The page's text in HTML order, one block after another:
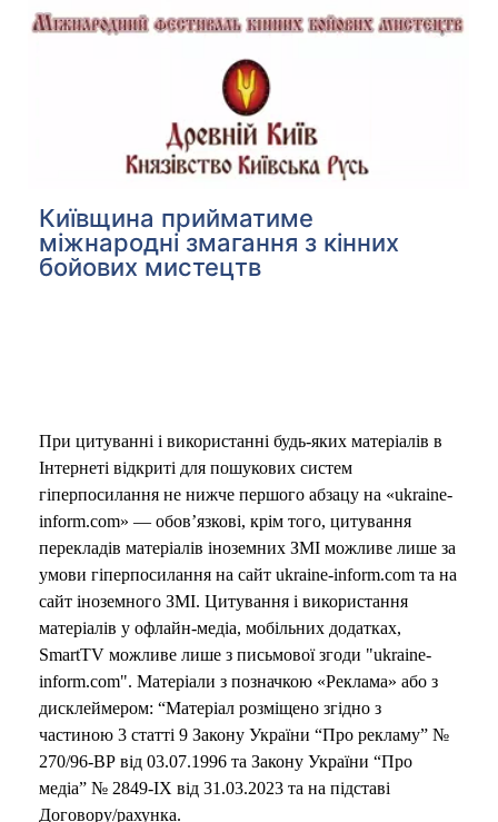
Київщина прийматиме
міжнародні змагання з кінних
бойових мистецтв
При цитуванні і використанні будь-яких матеріалів в
Інтернеті відкриті для пошукових систем
гіперпосилання не нижче першого абзацу на «ukraine-
inform.com» — обов’язкові, крім того, цитування
перекладів матеріалів іноземних ЗМІ можливе лише за
умови гіперпосилання на сайт ukraine-inform.com та на
сайт іноземного ЗМІ. Цитування і використання
матеріалів у офлайн-медіа, мобільних додатках,
SmartTV можливе лише з письмової згоди "ukraine-
inform.com". Матеріали з позначкою «Реклама» або з
дисклеймером: “Матеріал розміщено згідно з
частиною 3 статті 9 Закону України “Про рекламу” №
270/96-ВР від 03.07.1996 та Закону України “Про
медіа” № 2849-IX від 31.03.2023 та на підставі
Договору/рахунка.